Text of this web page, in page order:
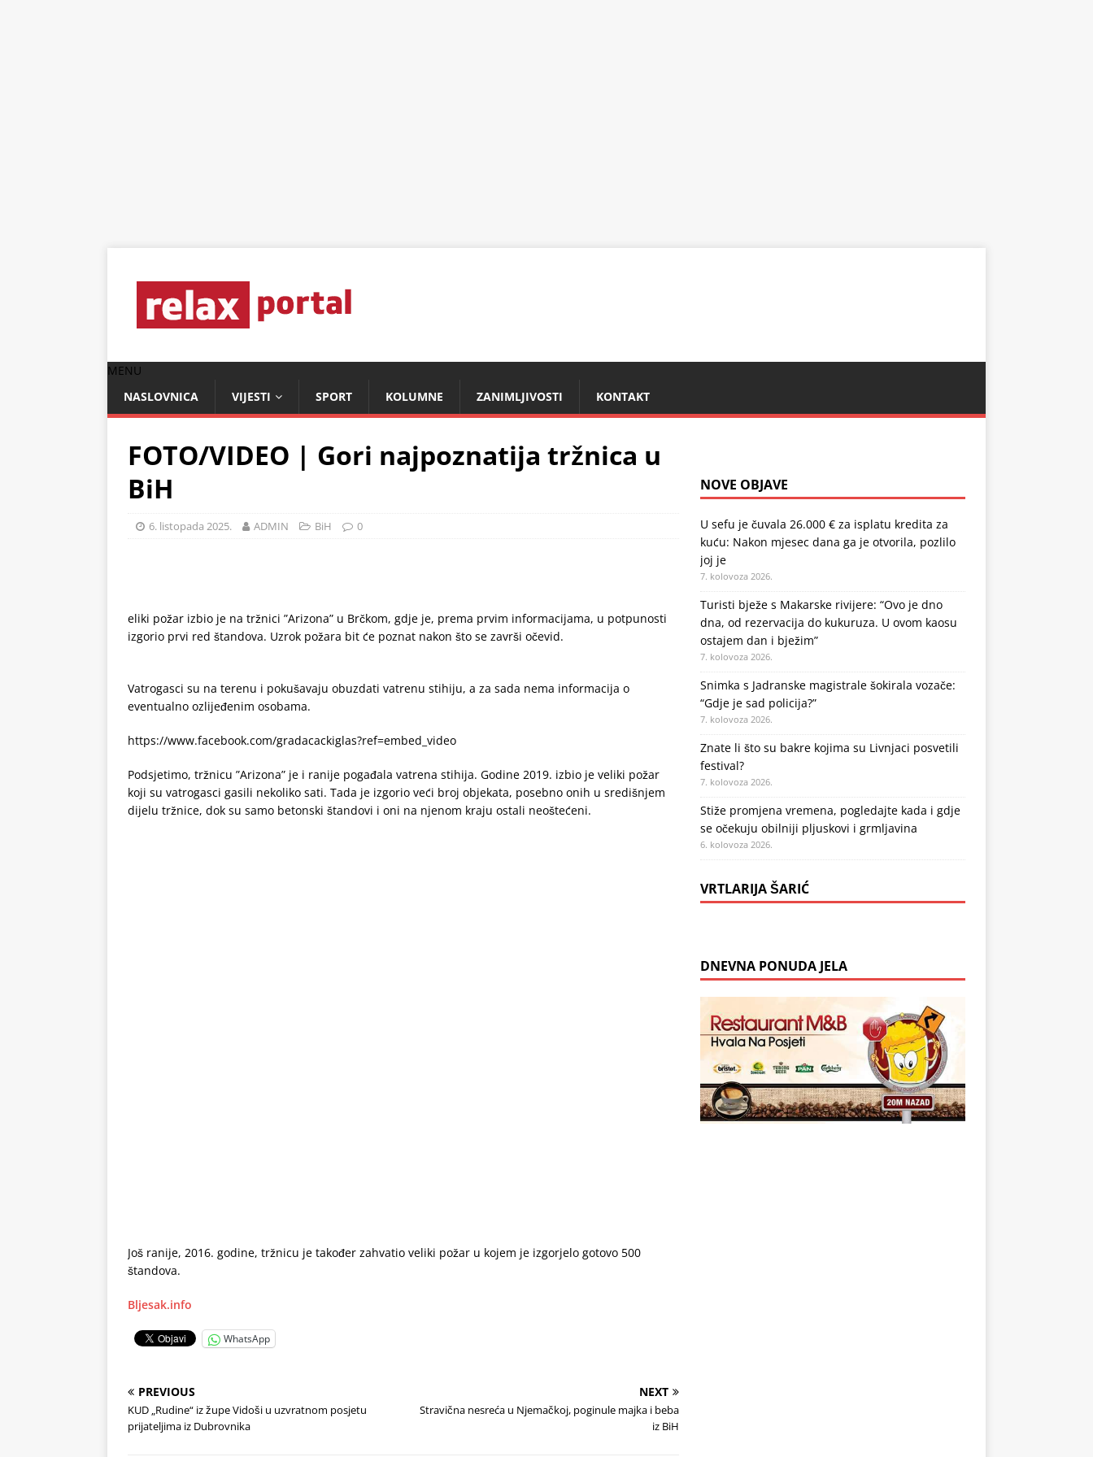
MENU
NASLOVNICA
VIJESTI SPORT KOLUMNE ZANIMLJIVOSTI KONTAKT
FOTO/VIDEO | Gori najpoznatija tržnica u
BiH
6. listopada 2025. ADMIN BiH 0
eliki požar izbio je na tržnici ”Arizona” u Brčkom, gdje je, prema prvim informacijama, u potpunosti
izgorio prvi red štandova. Uzrok požara bit će poznat nakon što se završi očevid.
Vatrogasci su na terenu i pokušavaju obuzdati vatrenu stihiju, a za sada nema informacija o
eventualno ozlijeđenim osobama.
https://www.facebook.com/gradacackiglas?ref=embed_video
Podsjetimo, tržnicu ”Arizona” je i ranije pogađala vatrena stihija. Godine 2019. izbio je veliki požar
koji su vatrogasci gasili nekoliko sati. Tada je izgorio veći broj objekata, posebno onih u središnjem
dijelu tržnice, dok su samo betonski štandovi i oni na njenom kraju ostali neoštećeni.
Još ranije, 2016. godine, tržnicu je također zahvatio veliki požar u kojem je izgorjelo gotovo 500
štandova.
Bljesak.info
WhatsApp
PREVIOUS
KUD „Rudine“ iz župe Vidoši u uzvratnom posjetu
prijateljima iz Dubrovnika
NEXT
Stravična nesreća u Njemačkoj, poginule majka i beba
iz BiH
NOVE OBJAVE
U sefu je čuvala 26.000 € za isplatu kredita za
kuću: Nakon mjesec dana ga je otvorila, pozlilo
joj je
7. kolovoza 2026.
Turisti bježe s Makarske rivijere: “Ovo je dno
dna, od rezervacija do kukuruza. U ovom kaosu
ostajem dan i bježim”
7. kolovoza 2026.
Snimka s Jadranske magistrale šokirala vozače:
“Gdje je sad policija?”
7. kolovoza 2026.
Znate li što su bakre kojima su Livnjaci posvetili
festival?
7. kolovoza 2026.
Stiže promjena vremena, pogledajte kada i gdje
se očekuju obilniji pljuskovi i grmljavina
6. kolovoza 2026.
VRTLARIJA ŠARIĆ
DNEVNA PONUDA JELA